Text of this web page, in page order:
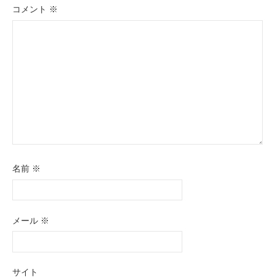
ョ
コメント ※
名前 ※
メール ※
サイト